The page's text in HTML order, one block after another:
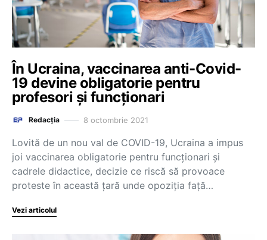
În Ucraina, vaccinarea anti-Covid-
19 devine obligatorie pentru
profesori și funcționari
Redacția 8 octombrie 2021
Lovită de un nou val de COVID-19, Ucraina a impus
joi vaccinarea obligatorie pentru funcţionari şi
cadrele didactice, decizie ce riscă să provoace
proteste în această ţară unde opoziţia faţă…
Vezi articolul